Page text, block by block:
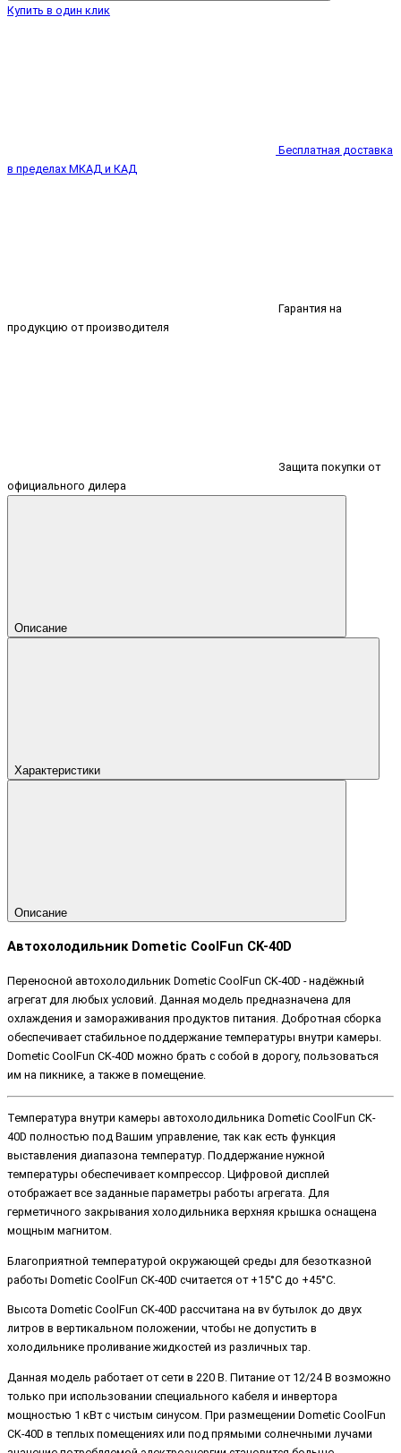
Купить в один клик
Бесплатная доставка
в пределах МКАД и КАД
Гарантия на
продукцию от производителя
Защита покупки от
официального дилера
Описание
Характеристики
Описание
Автохолодильник Dometic CoolFun CK-40D
Переносной автохолодильник Dometic CoolFun CK-40D - надёжный
агрегат для любых условий. Данная модель предназначена для
охлаждения и замораживания продуктов питания. Добротная сборка
обеспечивает стабильное поддержание температуры внутри камеры.
Dometic CoolFun CK-40D можно брать с собой в дорогу, пользоваться
им на пикнике, а также в помещение.
Температура внутри камеры автохолодильника Dometic CoolFun CK-
40D полностью под Вашим управление, так как есть функция
выставления диапазона температур. Поддержание нужной
температуры обеспечивает компрессор. Цифровой дисплей
отображает все заданные параметры работы агрегата. Для
герметичного закрывания холодильника верхняя крышка оснащена
мощным магнитом.
Благоприятной температурой окружающей среды для безотказной
работы Dometic CoolFun CK-40D считается от +15°С до +45°С.
Высота Dometic CoolFun CK-40D рассчитана на вv бутылок до двух
литров в вертикальном положении, чтобы не допустить в
холодильнике проливание жидкостей из различных тар.
Данная модель работает от сети в 220 В. Питание от 12/24 В возможно
только при использовании специального кабеля и инвертора
мощностью 1 кВт с чистым синусом. При размещении Dometic CoolFun
CK-40D в теплых помещениях или под прямыми солнечными лучами